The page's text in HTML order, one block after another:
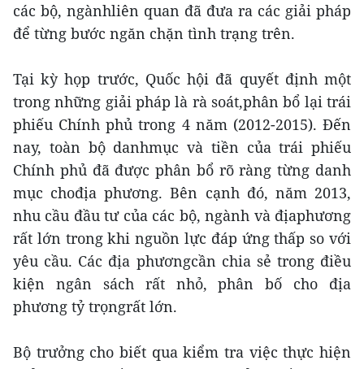
các bộ, ngànhliên quan đã đưa ra các giải pháp
để từng bước ngăn chặn tình trạng trên.
Tại kỳ họp trước, Quốc hội đã quyết định một
trong những giải pháp là rà soát,phân bổ lại trái
phiếu Chính phủ trong 4 năm (2012-2015). Đến
nay, toàn bộ danhmục và tiền của trái phiếu
Chính phủ đã được phân bổ rõ ràng từng danh
mục chođịa phương. Bên cạnh đó, năm 2013,
nhu cầu đầu tư của các bộ, ngành và địaphương
rất lớn trong khi nguồn lực đáp ứng thấp so với
yêu cầu. Các địa phươngcần chia sẻ trong điều
kiện ngân sách rất nhỏ, phân bố cho địa
phương tỷ trọngrất lớn.
Bộ trưởng cho biết qua kiểm tra việc thực hiện